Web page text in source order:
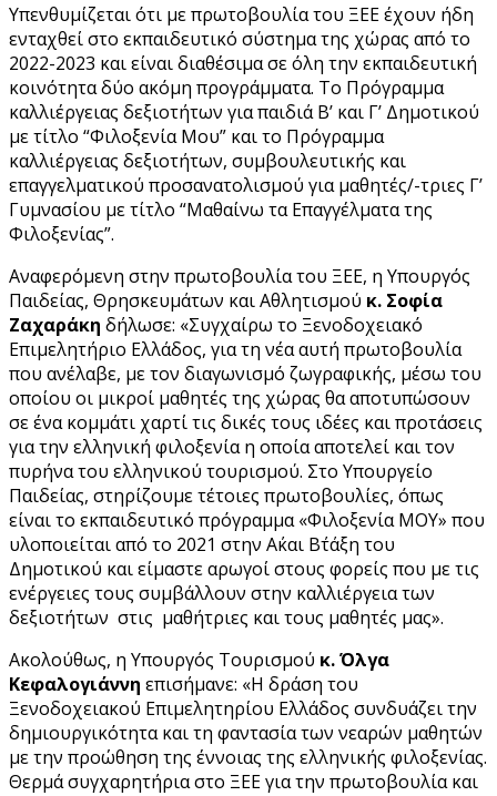
Υπενθυμίζεται ότι με πρωτοβουλία του ΞΕΕ έχουν ήδη
ενταχθεί στο εκπαιδευτικό σύστημα της χώρας από το
2022-2023 και είναι διαθέσιμα σε όλη την εκπαιδευτική
κοινότητα δύο ακόμη προγράμματα. Το Πρόγραμμα
καλλιέργειας δεξιοτήτων για παιδιά Β’ και Γ’ Δημοτικού
με τίτλο “Φιλοξενία Μου” και το Πρόγραμμα
καλλιέργειας δεξιοτήτων, συμβουλευτικής και
επαγγελματικού προσανατολισμού για μαθητές/-τριες Γ’
Γυμνασίου με τίτλο “Μαθαίνω τα Επαγγέλματα της
Φιλοξενίας”.
Αναφερόμενη στην πρωτοβουλία του ΞΕΕ, η Υπουργός
Παιδείας, Θρησκευμάτων και Αθλητισμού κ. Σοφία
Ζαχαράκη δήλωσε: «Συγχαίρω το Ξενοδοχειακό
Επιμελητήριο Ελλάδος, για τη νέα αυτή πρωτοβουλία
που ανέλαβε, με τον διαγωνισμό ζωγραφικής, μέσω του
οποίου οι μικροί μαθητές της χώρας θα αποτυπώσουν
σε ένα κομμάτι χαρτί τις δικές τους ιδέες και προτάσεις
για την ελληνική φιλοξενία η οποία αποτελεί και τον
πυρήνα του ελληνικού τουρισμού. Στο Υπουργείο
Παιδείας, στηρίζουμε τέτοιες πρωτοβουλίες, όπως
είναι το εκπαιδευτικό πρόγραμμα «Φιλοξενία ΜΟΥ» που
υλοποιείται από το 2021 στην Α΄και Β΄τάξη του
Δημοτικού και είμαστε αρωγοί στους φορείς που με τις
ενέργειες τους συμβάλλουν στην καλλιέργεια των
δεξιοτήτων στις μαθήτριες και τους μαθητές μας».
Ακολούθως, η Υπουργός Τουρισμού κ. Όλγα
Κεφαλογιάννη επισήμανε: «H δράση του
Ξενοδοχειακού Επιμελητηρίου Ελλάδος συνδυάζει την
δημιουργικότητα και τη φαντασία των νεαρών μαθητών
με την προώθηση της έννοιας της ελληνικής φιλοξενίας.
Θερμά συγχαρητήρια στο ΞΕΕ για την πρωτοβουλία και